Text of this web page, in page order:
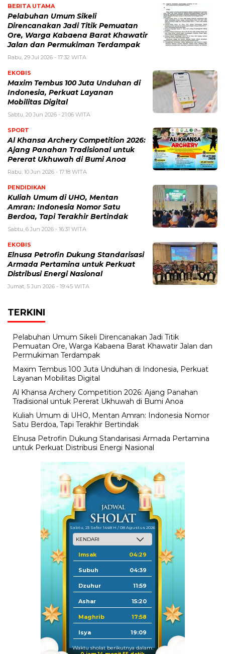
BERITA UTAMA
Pelabuhan Umum Sikeli
Direncanakan Jadi Titik Pemuatan
Ore, Warga Kabaena Barat Khawatir
Jalan dan Permukiman Terdampak
Rabu, 29 Jul 2026 - 17:32 WITA
EKOBIS
Maxim Tembus 100 Juta Unduhan di
Indonesia, Perkuat Layanan
Mobilitas Digital
Sabtu, 20 Jun 2026 - 21:06 WITA
SPORT
Al Khansa Archery Competition 2026:
Ajang Panahan Tradisional untuk
Pererat Ukhuwah di Bumi Anoa
Rabu, 10 Jun 2026 - 17:18 WITA
PENDIDIKAN
Kuliah Umum di UHO, Mentan
Amran: Indonesia Nomor Satu
Berdoa, Tapi Terakhir Bertindak
Sabtu, 6 Jun 2026 - 16:31 WITA
EKOBIS
Elnusa Petrofin Dukung Standarisasi
Armada Pertamina untuk Perkuat
Distribusi Energi Nasional
Jumat, 5 Jun 2026 - 19:45 WITA
TERKINI
Pelabuhan Umum Sikeli Direncanakan Jadi Titik
Pemuatan Ore, Warga Kabaena Barat Khawatir Jalan dan
Permukiman Terdampak
Maxim Tembus 100 Juta Unduhan di Indonesia, Perkuat
Layanan Mobilitas Digital
Al Khansa Archery Competition 2026: Ajang Panahan
Tradisional untuk Pererat Ukhuwah di Bumi Anoa
Kuliah Umum di UHO, Mentan Amran: Indonesia Nomor
Satu Berdoa, Tapi Terakhir Bertindak
Elnusa Petrofin Dukung Standarisasi Armada Pertamina
untuk Perkuat Distribusi Energi Nasional
Sabtu, 23 Safar 1448 H / 08 Agustus 2026
Imsak 04:29
Subuh 04:39
Dzuhur 11:59
Ashar 15:20
Maghrib 17:58
Isya 19:09
Waktu sholat berikutnya dalam: